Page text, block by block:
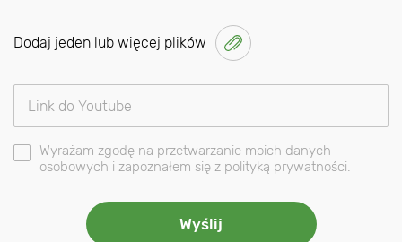
Dodaj jeden lub więcej plików
Wyrażam zgodę na przetwarzanie moich danych
osobowych i zapoznałem się z polityką prywatności.